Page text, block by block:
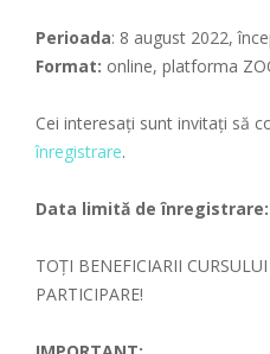
Perioada: 8 august 2022,
Format: online, platforma
Cei interesați sunt invitați să
înregistrare.
Data limită de înregistrare:
TOȚI BENEFICIARII
PARTICIPARE!